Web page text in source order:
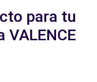
para tu
VALENCE